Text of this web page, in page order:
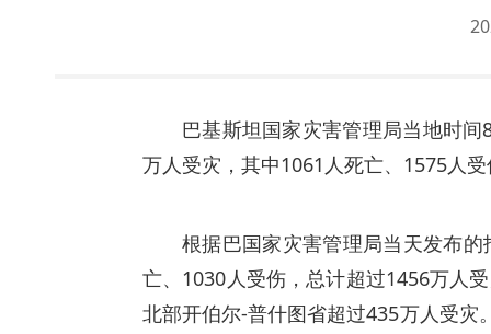
巴基斯坦国家灾害管理局当地时
万人受灾，其中1061人死亡、1575人
根据巴国家灾害管理局当天发布
亡、1030人受伤，总计超过1456万人
北部开伯尔-普什图省超过435万人受